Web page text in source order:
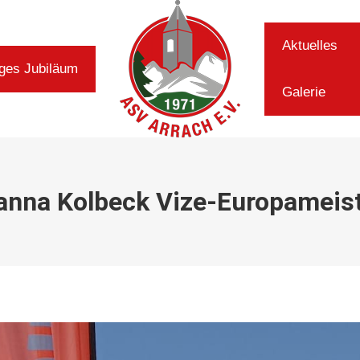
Jubiläum
Aktuelles
Galerie
Kolbeck Vize-
Jubiläum
Aktuelles
Galerie